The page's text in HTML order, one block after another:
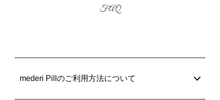
mederi Pillのご利用方法について